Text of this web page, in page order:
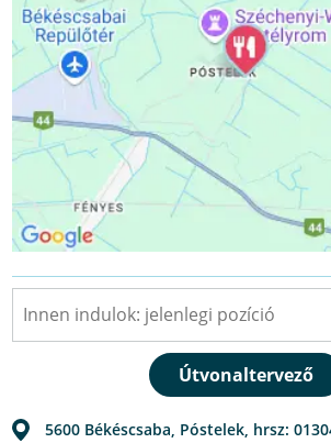
5600 Békéscsaba, Póstelek, hrsz: